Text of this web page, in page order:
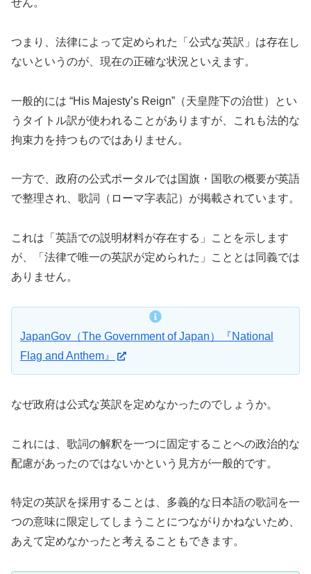
せん。
つまり、法律によって定められた「公式な英訳」は存在し
ないというのが、現在の正確な状況といえます。
一般的には “His Majesty’s Reign”（天皇陛下の治世）とい
うタイトル訳が使われることがありますが、これも法的な
拘束力を持つものではありません。
一方で、政府の公式ポータルでは国旗・国歌の概要が英語
で整理され、歌詞（ローマ字表記）が掲載されています。
これは「英語での説明材料が存在する」ことを示します
が、「法律で唯一の英訳が定められた」こととは同義では
ありません。
JapanGov（The Government of Japan）『National
Flag and Anthem』
なぜ政府は公式な英訳を定めなかったのでしょうか。
これには、歌詞の解釈を一つに固定することへの政治的な
配慮があったのではないかという見方が一般的です。
特定の英訳を採用することは、多義的な日本語の歌詞を一
つの意味に限定してしまうことにつながりかねないため、
あえて定めなかったと考えることもできます。